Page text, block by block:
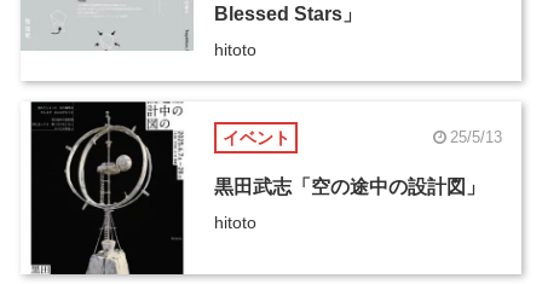
Blessed Stars」
hitoto
イベント 25/5/13
黒田武志「空の途中の設計図」
hitoto